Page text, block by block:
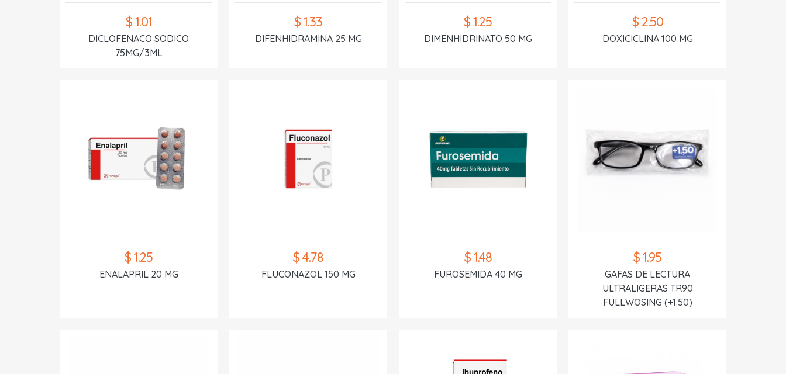
$ 1.01
DICLOFENACO SODICO
75MG/3ML
$ 1.33
DIFENHIDRAMINA 25 MG
$ 1.25
DIMENHIDRINATO 50 MG
$ 2.50
DOXICICLINA 100 MG
$ 1.25
ENALAPRIL 20 MG
$ 4.78
FLUCONAZOL 150 MG
$ 1.48
FUROSEMIDA 40 MG
$ 1.95
GAFAS DE LECTURA
ULTRALIGERAS TR90
FULLWOSING (+1.50)